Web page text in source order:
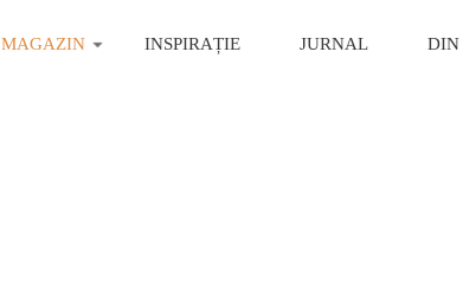
MAGAZIN INSPIRAȚIE JURNAL DIN